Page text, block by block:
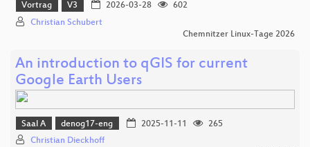
Vortrag V3 2026-03-28
602
Christian Schubert
Chemnitzer Linux-Tage 2026
An introduction to qGIS for current
Google Earth Users
Saal A denog17-eng 2025-11-11
265
Christian Dieckhoff